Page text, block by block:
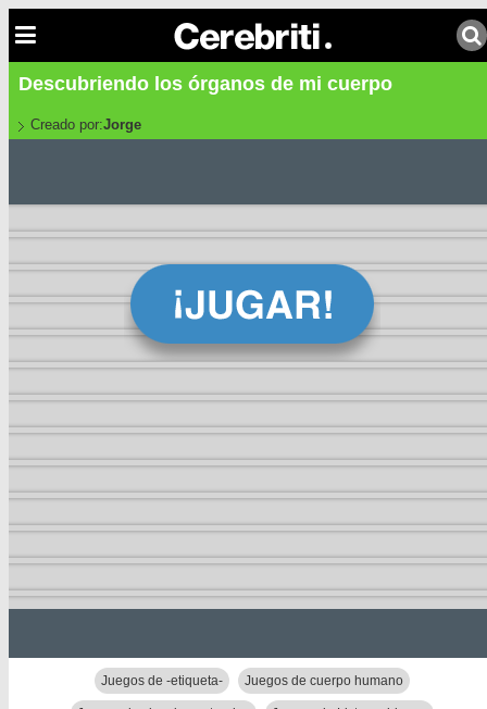
Descubriendo los órganos de mi cuerpo
Creado por:Jorge
Juegos de -etiqueta- Juegos de cuerpo humano